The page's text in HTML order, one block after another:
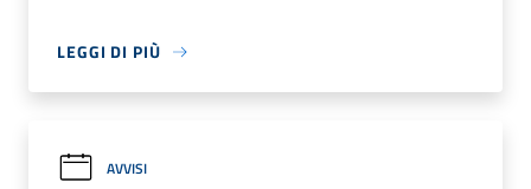
LEGGI DI PIÙ
AVVISI